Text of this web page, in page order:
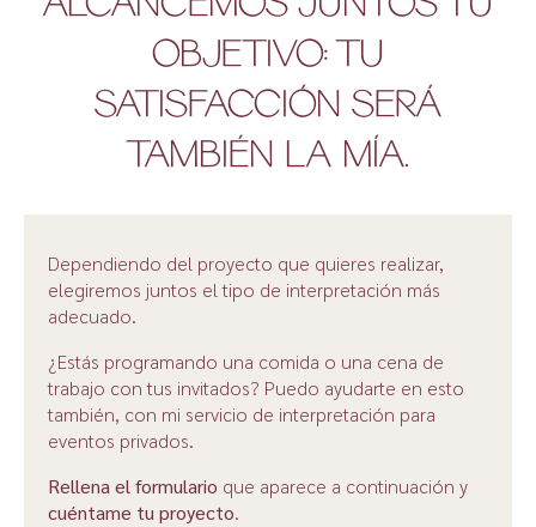
OBJETIVO: TU
SATISFACCIÓN SERÁ
TAMBIÉN LA MÍA.
Dependiendo del proyecto que quieres realizar,
elegiremos juntos el tipo de interpretación más
adecuado.
¿Estás programando una comida o una cena de
trabajo con tus invitados? Puedo ayudarte en esto
también, con mi servicio de interpretación para
eventos privados.
Rellena el formulario que aparece a continuación y
cuéntame tu proyecto.